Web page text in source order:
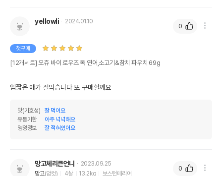
yellowli 2024.01.10
첫구매
[12개세트] 오쥬 바이 로우즈 독 연어,소고기&참치 파우치 69g
입짧은 애가 잘먹습니다 또 구매할께요
맛(기호성)
잘 먹어요
유통기한
아주 넉넉해요
영양정보
잘 적혀있어요
0
망고체리큰언니
2023.09.25
망고(암컷) 4살 13.2kg 보스턴테리어
0